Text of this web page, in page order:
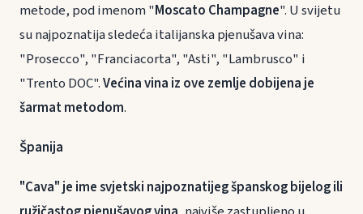
metode, pod imenom "Moscato Champagne". U svijetu
su najpoznatija sledeća italijanska pjenušava vina:
"Prosecco", "Franciacorta", "Asti", "Lambrusco" i
"Trento DOC".Većina vina iz ove zemlje dobijena je
šarmat metodom.
Španija
"Cava" je ime svjetski najpoznatijeg španskog bijelog ili